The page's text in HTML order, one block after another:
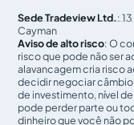
Sede Tradeview Ltd.:
Cayman
Aviso de alto risco: O
risco que pode não ser
alavancagem cria risco
decidir negociar
de investimento, nível
pode perder parte ou
dinheiro que você não